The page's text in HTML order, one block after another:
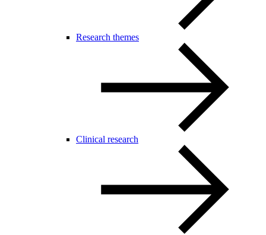
Research themes
Clinical research